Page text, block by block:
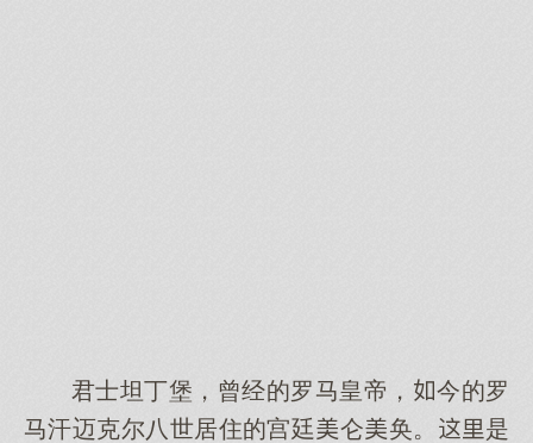
君士坦丁堡，曾经的罗马皇帝，今的罗
马汗迈克尔八世居住的宫廷仑奂。是